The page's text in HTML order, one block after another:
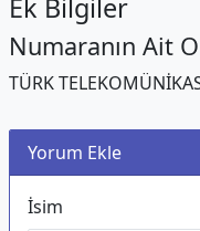
Ek Bilgiler
Numaranın Ait
TÜRK
Yorum Ekle
İsim